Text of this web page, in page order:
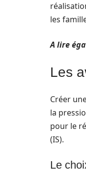
les
A lire
Les
Créer
la
pour le
(IS).
Le